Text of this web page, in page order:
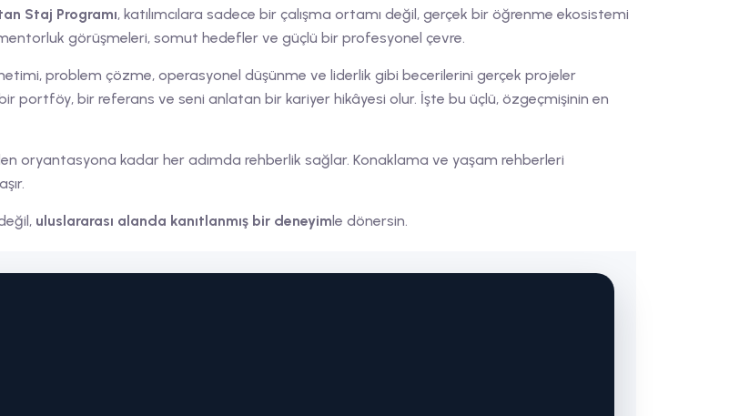
Staj Programı, katılımcılara sadece bir çalışma ortamı değil, gerçek bir öğrenme ekosistemi
görüşmeleri, somut hedefler ve güçlü bir profesyonel çevre.
problem çözme, operasyonel düşünme ve liderlik gibi becerilerini gerçek projeler
portföy, bir referans ve seni anlatan bir kariyer hikâyesi olur. İşte bu üçlü, özgeçmişinin en
oryantasyona kadar her adımda rehberlik sağlar. Konaklama ve yaşam rehberleri
uluslararası alanda kanıtlanmış bir deneyimle dönersin.